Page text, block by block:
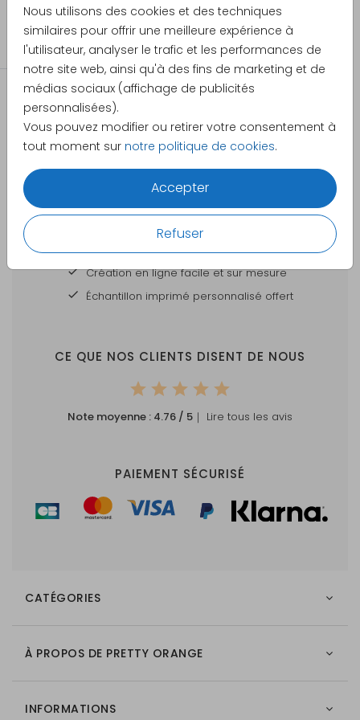
Nous utilisons des cookies et des techniques
similaires pour offrir une meilleure expérience à
l'utilisateur, analyser le trafic et les performances de
notre site web, ainsi qu'à des fins de marketing et de
médias sociaux (affichage de publicités
personnalisées).
Vous pouvez modifier ou retirer votre consentement à
tout moment sur notre politique de cookies.
Accepter
Refuser
Vous pouvez facilement l'assembler vous-
même avec de la colle ou du ruban adhésif
double face.
Les photophores sont compatibles avec une
bougie chauffe-plat ; pour des raisons de
sécurité, nous recommandons cependant
une bougie à piles.
Catégorie
Extra
DES CARTES À PERSONNALISER POUR TOUTES
VOS GRANDES OCCASIONS
Votre commande est
Création en ligne facile et sur mesure
Échantillon imprimé personnalisé offert
CE QUE NOS CLIENTS DISENT DE NOUS
Note moyenne : 4.76 / 5 ｜ Lire tous les avis
PAIEMENT SÉCURISÉ
CATÉGORIES
À PROPOS DE PRETTY ORANGE
INFORMATIONS